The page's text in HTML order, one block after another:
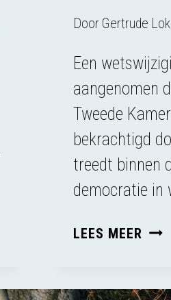
Door Gertrude Lok
Een
aangenomen
Tweede
bekrachtigd
treedt binnen
democratie in
LEES MEER PAK